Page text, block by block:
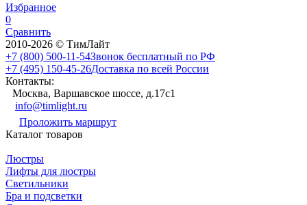
Избранное
0
Сравнить
2010-2026 © ТимЛайт
+7 (800) 500-11-54Звонок бесплатный по РФ
+7 (495) 150-45-26Доставка по всей России
Контакты:
Москва, Варшавское шоссе, д.17c1
info@timlight.ru
Проложить маршрут
Каталог товаров
Люстры
Лифты для люстры
Светильники
Бра и подсветки